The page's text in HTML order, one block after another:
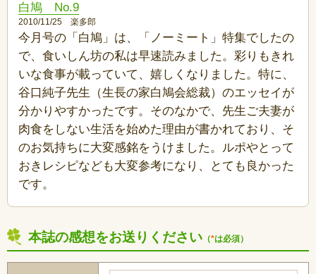
白鳩 No.9
2010/11/25 楽多郎
今月号の「白鳩」は、「ノーミート」特集でしたの
で、食いしん坊の私は早速読みました。彩りもきれ
いな食事が載っていて、嬉しくなりました。特に、
谷口純子先生（生長の家白鳩会総裁）のエッセイが
分かりやすかったです。そのなかで、先生ご夫妻が
肉食をしない生活を始めた理由が書かれており、そ
のお気持ちに大変感銘をうけました。ルポやとって
おきレシピなども大変参考になり、とても良かった
です。
本誌の感想をお送りください （*は必須）